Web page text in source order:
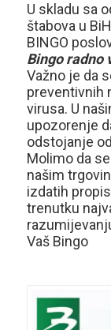
U skladu sa
štabova u
BINGO
Bingo radno
Važno je da
preventivnih
virusa. U
upozorenje
odstojanje
Molimo da
našim
izdatih
trenutku
Vaš Bingo